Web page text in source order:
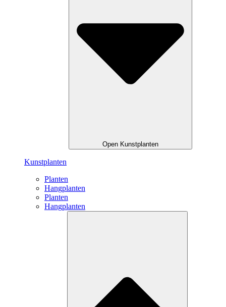
Open Kunstplanten
Kunstplanten
Planten
Hangplanten
Planten
Hangplanten